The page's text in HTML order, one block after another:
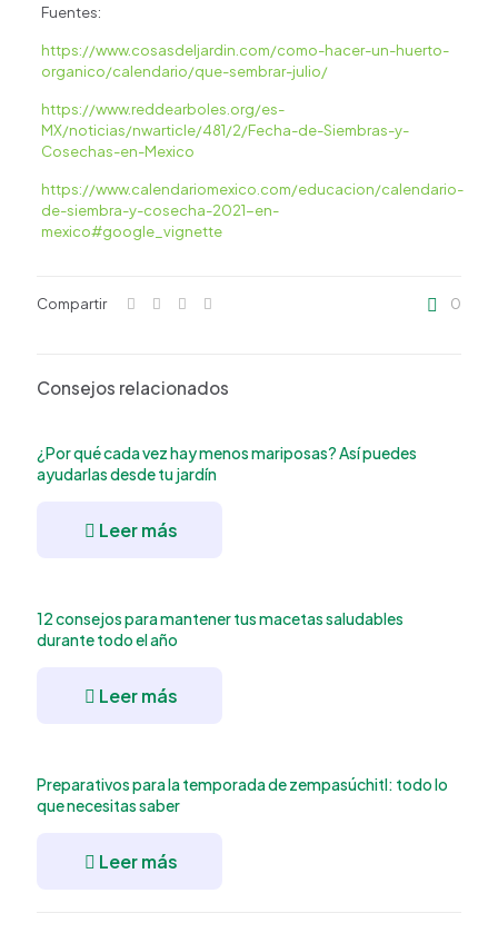
Fuentes:
https://www.cosasdeljardin.com/como-hacer-un-huerto-
organico/calendario/que-sembrar-julio/
https://www.reddearboles.org/es-
MX/noticias/nwarticle/481/2/Fecha-de-Siembras-y-
Cosechas-en-Mexico
https://www.calendariomexico.com/educacion/calendario-
de-siembra-y-cosecha-2021-en-
mexico#google_vignette
Compartir 0
Consejos relacionados
¿Por qué cada vez hay menos mariposas? Así puedes
ayudarlas desde tu jardín
Leer más
12 consejos para mantener tus macetas saludables
durante todo el año
Leer más
Preparativos para la temporada de zempasúchitl: todo lo
que necesitas saber
Leer más